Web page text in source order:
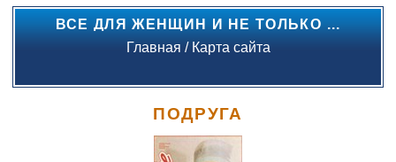
ВСЕ ДЛЯ ЖЕНЩИН И НЕ ТОЛЬКО ...
Главная / Карта сайта
ПОДРУГА